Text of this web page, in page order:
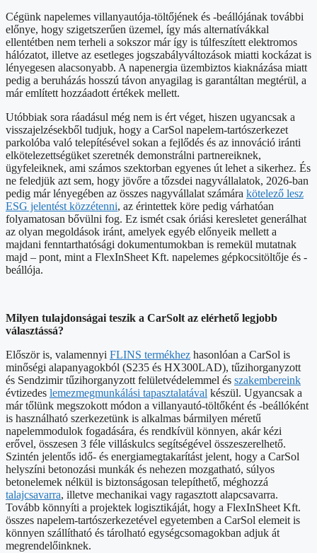
Cégünk napelemes villanyautója-töltőjének és -beállójának további
előnye, hogy szigetszerűen üzemel, így más alternatívákkal
ellentétben nem terheli a sokszor már így is túlfeszített elektromos
hálózatot, illetve az esetleges jogszabályváltozások miatti kockázat is
lényegesen alacsonyabb. A napenergia üzembiztos kiaknázása miatt
pedig a beruházás hosszú távon anyagilag is garantáltan megtérül, a
már említett hozzáadott értékek mellett.
Utóbbiak sora ráadásul még nem is ért véget, hiszen ugyancsak a
visszajelzésekből tudjuk, hogy a CarSol napelem-tartószerkezet
parkolóba való telepítésével sokan a fejlődés és az innováció iránti
elkötelezettségüket szeretnék demonstrálni partnereiknek,
ügyfeleiknek, ami számos szektorban egyenes út lehet a sikerhez. És
ne feledjük azt sem, hogy jövőre a tőzsdei nagyvállalatok, 2026-ban
pedig már lényegében az összes nagyvállalat számára kötelező lesz
ESG jelentést közzétenni, az érintettek köre pedig várhatóan
folyamatosan bővülni fog. Ez ismét csak óriási keresletet generálhat
az olyan megoldások iránt, amelyek egyéb előnyeik mellett a
majdani fenntarthatósági dokumentumokban is remekül mutatnak
majd – pont, mint a FlexInSheet Kft. napelemes gépkocsitöltője és -
beállója.
Milyen tulajdonságai teszik a CarSolt az elérhető legjobb
választássá?
Először is, valamennyi FLINS termékhez hasonlóan a CarSol is
minőségi alapanyagokból (S235 és HX300LAD), tűzihorganyzott
és Sendzimir tűzihorganyzott felületvédelemmel és szakembereink
évtizedes lemezmegmunkálási tapasztalatával készül. Ugyancsak a
már tőlünk megszokott módon a villanyautó-töltőként és -beállóként
is használható szerkezetünk is alkalmas bármilyen méretű
napelemmodulok fogadására, és rendkívül könnyen, akár kézi
erővel, összesen 3 féle villáskulcs segítségével összeszerelhető.
Szintén jelentős idő- és energiamegtakarítást jelent, hogy a CarSol
helyszíni betonozási munkák és nehezen mozgatható, súlyos
betonelemek nélkül is biztonságosan telepíthető, méghozzá
talajcsavarra, illetve mechanikai vagy ragasztott alapcsavarra.
Tovább könnyíti a projektek logisztikáját, hogy a FlexInSheet Kft.
összes napelem-tartószerkezetével egyetemben a CarSol elemeit is
könnyen szállítható és tárolható egységcsomagokban adjuk át
megrendelőinknek.